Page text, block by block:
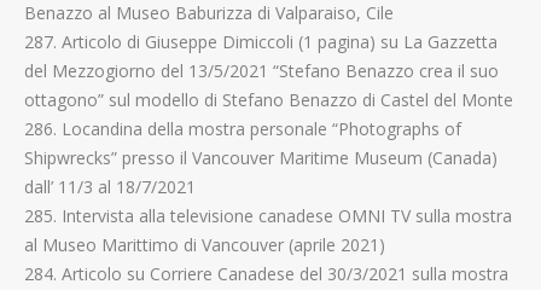
Benazzo al Museo Baburizza di Valparaiso, Cile
287. Articolo di Giuseppe Dimiccoli (1 pagina) su La Gazzetta
del Mezzogiorno del 13/5/2021 “Stefano Benazzo crea il suo
ottagono” sul modello di Stefano Benazzo di Castel del Monte
286. Locandina della mostra personale “Photographs of
Shipwrecks” presso il Vancouver Maritime Museum (Canada)
dall’ 11/3 al 18/7/2021
285. Intervista alla televisione canadese OMNI TV sulla mostra
al Museo Marittimo di Vancouver (aprile 2021)
284. Articolo su Corriere Canadese del 30/3/2021 sulla mostra